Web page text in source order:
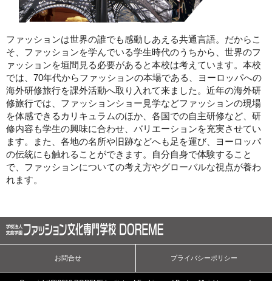
ファッションは世界の誰でも感動しあえる共通言語。だからこ
そ、ファッションを学んでいる学生時代のうちから、世界のフ
ァッションを垣間見る必要があると本校は考えています。本校
では、70年代からファッションの本場である、ヨーロッパへの
海外研修旅行を課外活動へ取り入れて来ました。近年の海外研
修旅行では、ファッションショー見学などファッションの現場
を体感できるカリキュラムのほか、各国での自主研修など、研
修内容も学生の興味に合わせ、バリエーションを充実させてい
ます。また、各地の名所や旧跡などへも足を運び、ヨーロッパ
の伝統にも触れることができます。自分自身で体験すること
で、ファッションについての考え方やグローバルな視点が養わ
れます。
お問合せ プライバシーポリシー